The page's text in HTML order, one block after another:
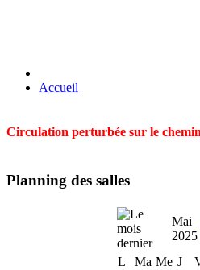
Accueil
Circulation perturbée sur le
Planning des salles
Mai
2025
L
Ma Me J